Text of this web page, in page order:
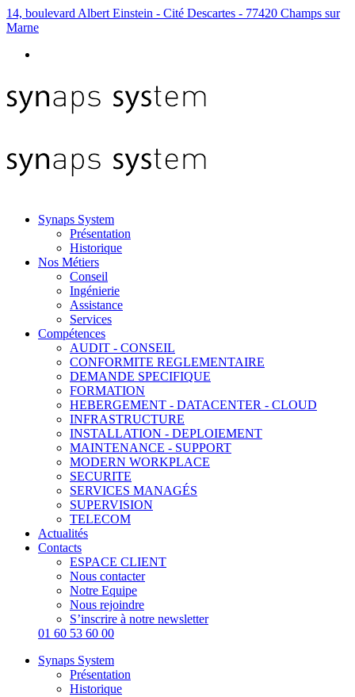
14, boulevard Albert Einstein - Cité Descartes - 77420 Champs sur
Marne
Synaps System
Présentation
Historique
Nos Métiers
Conseil
Ingénierie
Assistance
Services
Compétences
AUDIT - CONSEIL
CONFORMITE REGLEMENTAIRE
DEMANDE SPECIFIQUE
FORMATION
HEBERGEMENT - DATACENTER - CLOUD
INFRASTRUCTURE
INSTALLATION - DEPLOIEMENT
MAINTENANCE - SUPPORT
MODERN WORKPLACE
SECURITE
SERVICES MANAGÉS
SUPERVISION
TELECOM
Actualités
Contacts
ESPACE CLIENT
Nous contacter
Notre Equipe
Nous rejoindre
S’inscrire à notre newsletter
01 60 53 60 00
Synaps System
Présentation
Historique